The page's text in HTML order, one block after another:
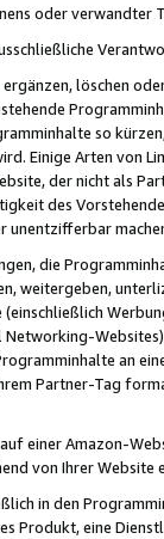
oder
löschen
so
Einige Arten von
der nicht als
des
unentzifferbar
die
weitergeben,
an
Partner-Tag
einer Amazon-
von Ihrer
in den
Produkt, eine